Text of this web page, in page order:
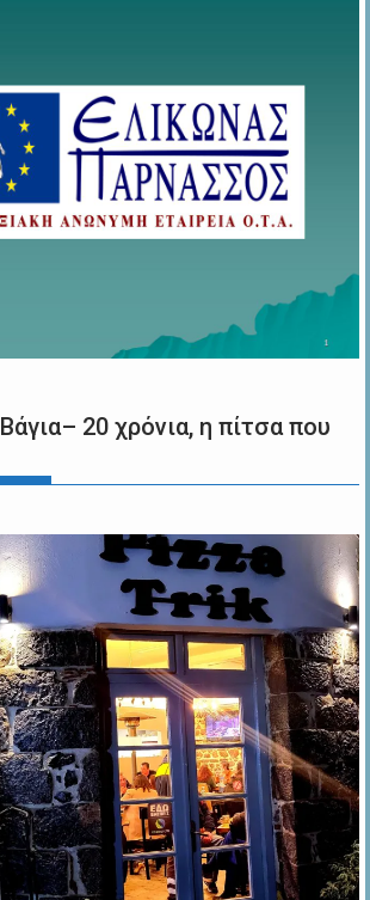
20 χρόνια, η πίτσα που